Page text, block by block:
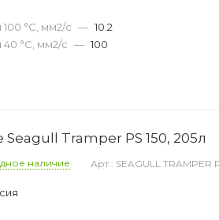
°С, мм2/с — 10.2
40 °С, мм2/с — 100
Tramper PS 150, 205л
наличие Арт.: SEAGULL TRAMPER